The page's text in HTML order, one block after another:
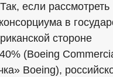
если рассмотреть
в
стороне
(Boeing
Boeing),